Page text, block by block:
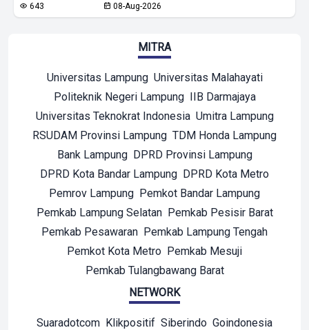
643 08-Aug-2026
MITRA
Universitas Lampung Universitas Malahayati
Politeknik Negeri Lampung IIB Darmajaya
Universitas Teknokrat Indonesia Umitra Lampung
RSUDAM Provinsi Lampung TDM Honda Lampung
Bank Lampung DPRD Provinsi Lampung
DPRD Kota Bandar Lampung DPRD Kota Metro
Pemrov Lampung Pemkot Bandar Lampung
Pemkab Lampung Selatan Pemkab Pesisir Barat
Pemkab Pesawaran Pemkab Lampung Tengah
Pemkot Kota Metro Pemkab Mesuji
Pemkab Tulangbawang Barat
NETWORK
Suaradotcom Klikpositif Siberindo Goindonesia